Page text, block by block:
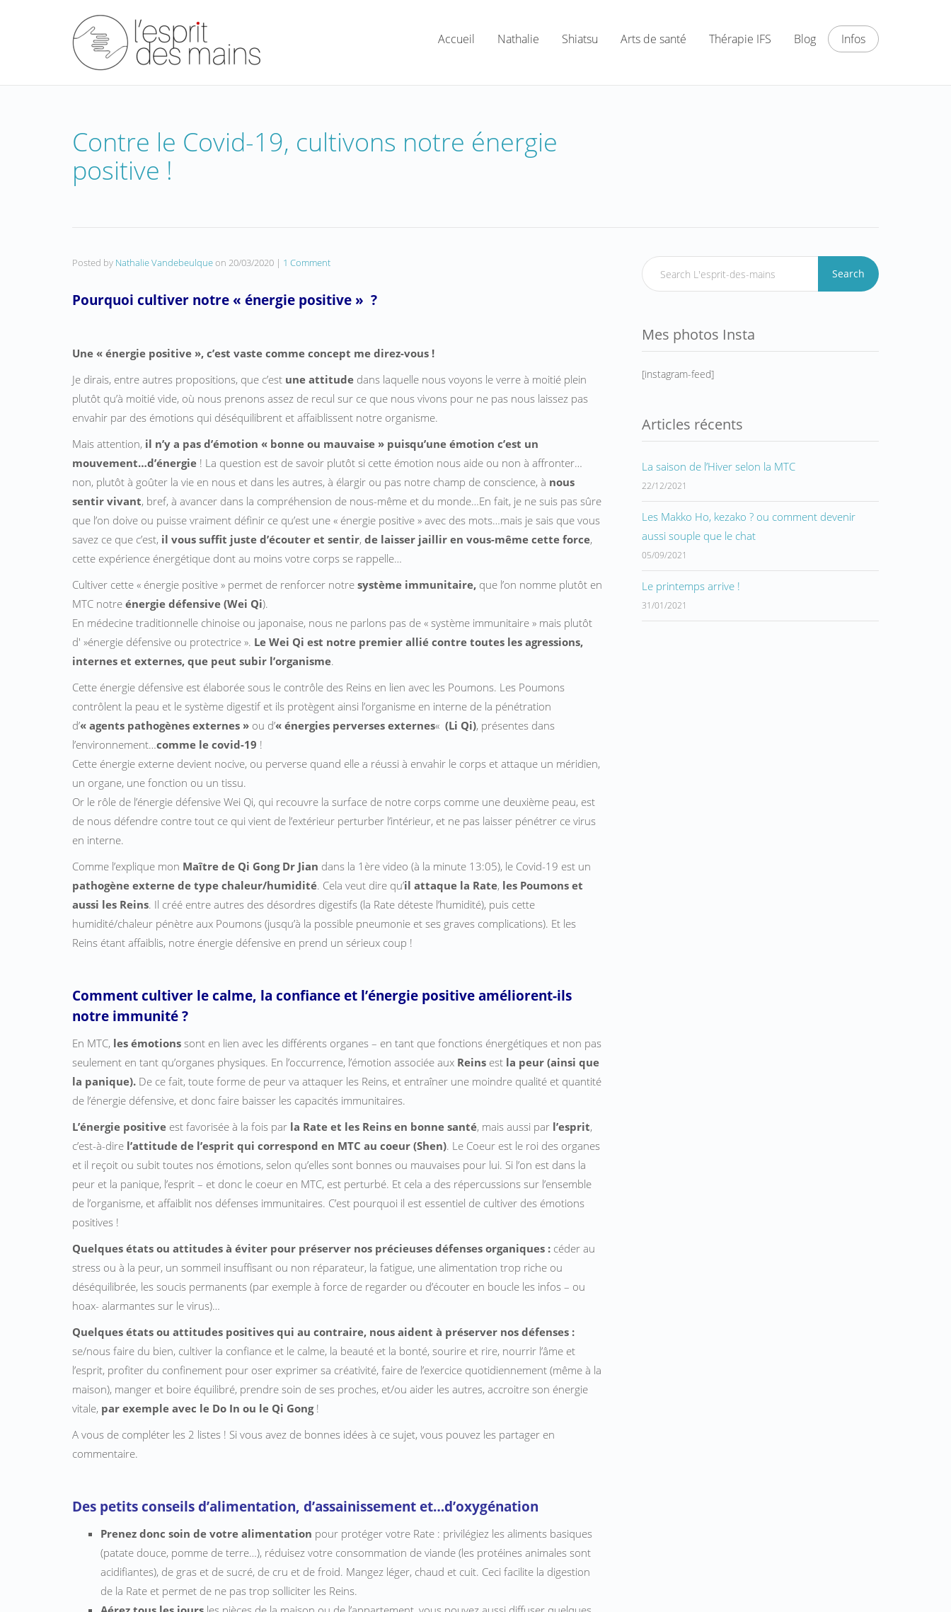
Accueil Nathalie Shiatsu Arts de santé Thérapie IFS Blog Infos
Contre le Covid-19, cultivons notre énergie
positive !
Posted by Nathalie Vandebeulqueon 20/03/2020 | 1 Comment
Pourquoi cultiver notre « énergie positive » ?
Une « énergie positive », c’est vaste comme concept me direz-vous !
Je dirais, entre autres propositions, que c’est une attitude dans laquelle nous voyons le verre à moitié plein
plutôt qu’à moitié vide, où nous prenons assez de recul sur ce que nous vivons pour ne pas nous laissez pas
envahir par des émotions qui déséquilibrent et affaiblissent notre organisme.
Mais attention, il n’y a pas d’émotion « bonne ou mauvaise » puisqu’une émotion c’est un
mouvement…d’énergie ! La question est de savoir plutôt si cette émotion nous aide ou non à affronter…
non, plutôt à goûter la vie en nous et dans les autres, à élargir ou pas notre champ de conscience, à nous
sentir vivant, bref, à avancer dans la compréhension de nous-même et du monde…En fait, je ne suis pas sûre
que l’on doive ou puisse vraiment définir ce qu’est une « énergie positive » avec des mots…mais je sais que vous
savez ce que c’est, il vous suffit juste d’écouter et sentir, de laisser jaillir en vous-même cette force,
cette expérience énergétique dont au moins votre corps se rappelle…
Cultiver cette « énergie positive » permet de renforcer notre système immunitaire, que l’on nomme plutôt en
MTC notre énergie défensive (Wei Qi).
En médecine traditionnelle chinoise ou japonaise, nous ne parlons pas de « système immunitaire » mais plutôt
d' »énergie défensive ou protectrice ». Le Wei Qi est notre premier allié contre toutes les agressions,
internes et externes, que peut subir l’organisme.
Cette énergie défensive est élaborée sous le contrôle des Reins en lien avec les Poumons. Les Poumons
contrôlent la peau et le système digestif et ils protègent ainsi l’organisme en interne de la pénétration
d’« agents pathogènes externes » ou d’« énergies perverses externes« (Li Qi), présentes dans
l’environnement…comme le covid-19 !
Cette énergie externe devient nocive, ou perverse quand elle a réussi à envahir le corps et attaque un méridien,
un organe, une fonction ou un tissu.
Or le rôle de l’énergie défensive Wei Qi, qui recouvre la surface de notre corps comme une deuxième peau, est
de nous défendre contre tout ce qui vient de l’extérieur perturber l’intérieur, et ne pas laisser pénétrer ce virus
en interne.
Comme l’explique mon Maître de Qi Gong Dr Jian dans la 1ère video (à la minute 13:05), le Covid-19 est un
pathogène externe de type chaleur/humidité. Cela veut dire qu’il attaque la Rate, les Poumons et
aussi les Reins. Il créé entre autres des désordres digestifs (la Rate déteste l’humidité), puis cette
humidité/chaleur pénètre aux Poumons (jusqu’à la possible pneumonie et ses graves complications). Et les
Reins étant affaiblis, notre énergie défensive en prend un sérieux coup !
Comment cultiver le calme, la confiance et l’énergie positive améliorent-ils
notre immunité ?
En MTC, les émotions sont en lien avec les différents organes – en tant que fonctions énergétiques et non pas
seulement en tant qu’organes physiques. En l’occurrence, l’émotion associée aux Reins est la peur (ainsi que
la panique). De ce fait, toute forme de peur va attaquer les Reins, et entraîner une moindre qualité et quantité
de l’énergie défensive, et donc faire baisser les capacités immunitaires.
L’énergie positive est favorisée à la fois par la Rate et les Reins en bonne santé, mais aussi par l’esprit,
c’est-à-dire l’attitude de l’esprit qui correspond en MTC au coeur (Shen). Le Coeur est le roi des organes
et il reçoit ou subit toutes nos émotions, selon qu’elles sont bonnes ou mauvaises pour lui. Si l’on est dans la
peur et la panique, l’esprit – et donc le coeur en MTC, est perturbé. Et cela a des répercussions sur l’ensemble
de l’organisme, et affaiblit nos défenses immunitaires. C’est pourquoi il est essentiel de cultiver des émotions
positives !
Quelques états ou attitudes à éviter pour préserver nos précieuses défenses organiques : céder au
stress ou à la peur, un sommeil insuffisant ou non réparateur, la fatigue, une alimentation trop riche ou
déséquilibrée, les soucis permanents (par exemple à force de regarder ou d’écouter en boucle les infos – ou
hoax- alarmantes sur le virus)…
Quelques états ou attitudes positives qui au contraire, nous aident à préserver nos défenses :
se/nous faire du bien, cultiver la confiance et le calme, la beauté et la bonté, sourire et rire, nourrir l’âme et
l’esprit, profiter du confinement pour oser exprimer sa créativité, faire de l’exercice quotidiennement (même à la
maison), manger et boire équilibré, prendre soin de ses proches, et/ou aider les autres, accroitre son énergie
vitale, par exemple avec le Do In ou le Qi Gong!
A vous de compléter les 2 listes ! Si vous avez de bonnes idées à ce sujet, vous pouvez les partager en
commentaire.
Des petits conseils d’alimentation, d’assainissement et…d’oxygénation
Prenez donc soin de votre alimentation pour protéger votre Rate : privilégiez les aliments basiques
(patate douce, pomme de terre…), réduisez votre consommation de viande (les protéines animales sont
acidifiantes), de gras et de sucré, de cru et de froid. Mangez léger, chaud et cuit. Ceci facilite la digestion
de la Rate et permet de ne pas trop solliciter les Reins.
Search
Mes photos Insta
[instagram-feed]
Articles récents
La saison de l’Hiver selon la MTC
22/12/2021
Les Makko Ho, kezako ? ou comment devenir
aussi souple que le chat
05/09/2021
Le printemps arrive !
31/01/2021